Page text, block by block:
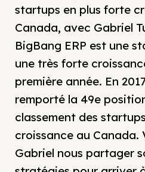
startups en plus forte
Canada, avec Gabriel
BigBang ERP est une
une très forte
première année. En
remporté la 49e
classement des
croissance au Canada.
Gabriel nous partager